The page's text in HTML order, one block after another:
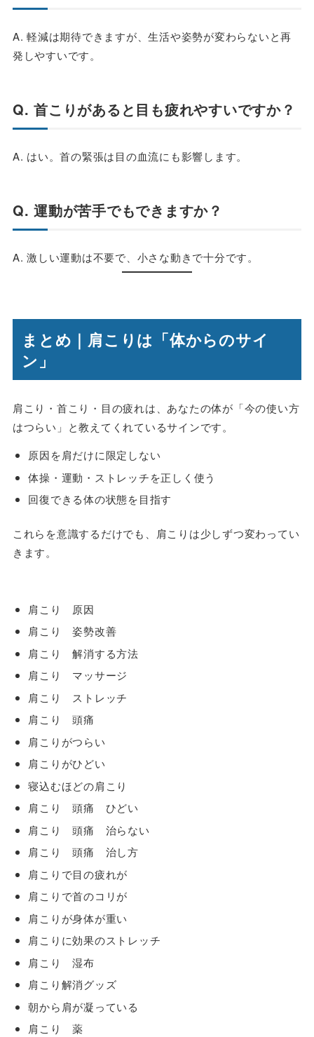
A. 軽減は期待できますが、生活や姿勢が変わらないと再
発しやすいです。
Q. 首こりがあると目も疲れやすいですか？
A. はい。首の緊張は目の血流にも影響します。
Q. 運動が苦手でもできますか？
A. 激しい運動は不要で、小さな動きで十分です。
まとめ｜肩こりは「体からのサイ
ン」
肩こり・首こり・目の疲れは、あなたの体が「今の使い方
はつらい」と教えてくれているサインです。
原因を肩だけに限定しない
体操・運動・ストレッチを正しく使う
回復できる体の状態を目指す
これらを意識するだけでも、肩こりは少しずつ変わってい
きます。
肩こり 原因
肩こり 姿勢改善
肩こり 解消する方法
肩こり マッサージ
肩こり ストレッチ
肩こり 頭痛
肩こりがつらい
肩こりがひどい
寝込むほどの肩こり
肩こり 頭痛 ひどい
肩こり 頭痛 治らない
肩こり 頭痛 治し方
肩こりで目の疲れが
肩こりで首のコリが
肩こりが身体が重い
肩こりに効果のストレッチ
肩こり 湿布
肩こり解消グッズ
朝から肩が凝っている
肩こり 薬